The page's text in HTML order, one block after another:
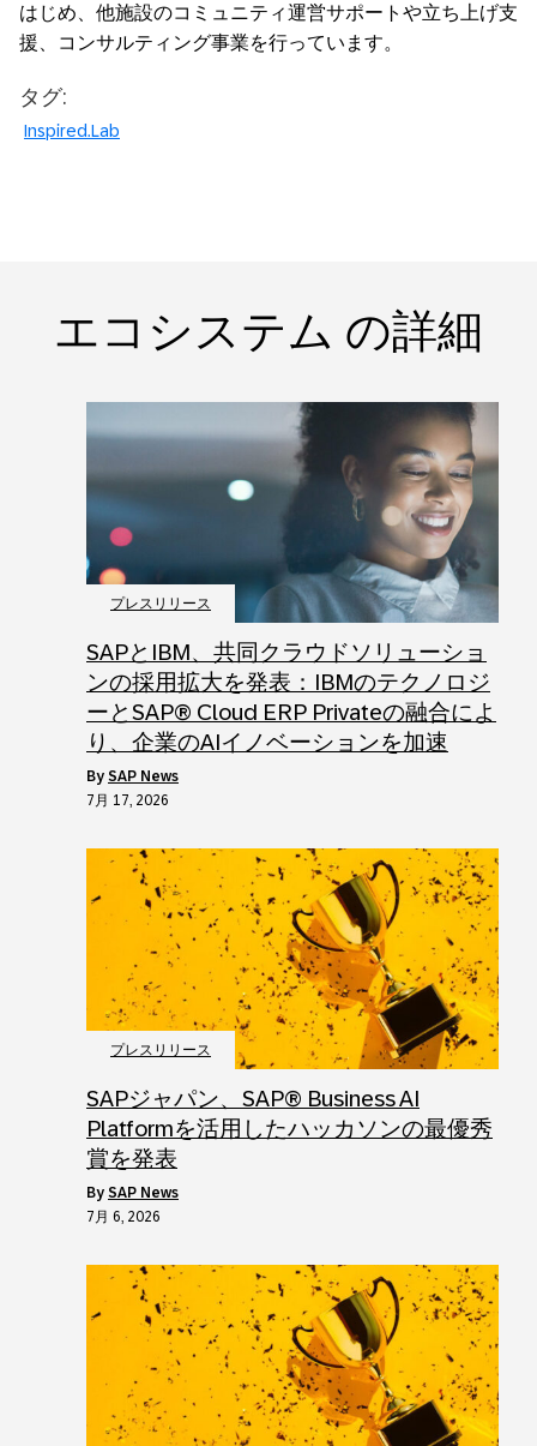
はじめ、他施設のコミュニティ運営サポートや立ち上げ支
援、コンサルティング事業を行っています。
タグ:
Inspired.Lab
エコシステム の詳細
プレスリリース
SAPとIBM、共同クラウドソリューショ
ンの採用拡大を発表：IBMのテクノロジ
ーとSAP® Cloud ERP Privateの融合によ
り、企業のAIイノベーションを加速
by SAP News
7月 17, 2026
プレスリリース
SAPジャパン、SAP® Business AI
Platformを活用したハッカソンの最優秀
賞を発表
by SAP News
7月 6, 2026